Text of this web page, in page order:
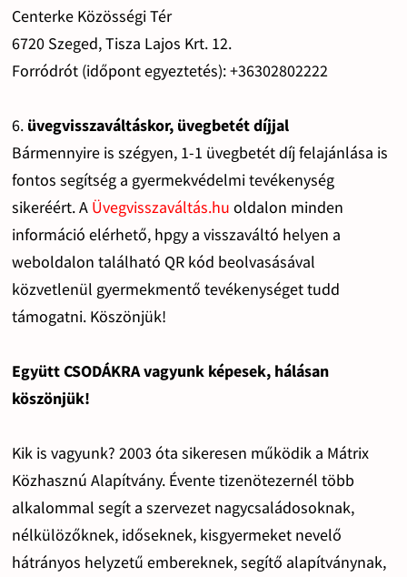
Centerke Közösségi Tér
6720 Szeged, Tisza Lajos Krt. 12.
Forródrót (időpont egyeztetés): +36302802222
6. üvegvisszaváltáskor, üvegbetét díjjal
Bármennyire is szégyen, 1-1 üvegbetét díj felajánlása is
fontos segítség a gyermekvédelmi tevékenység
sikeréért. A Üvegvisszaváltás.hu oldalon minden
információ elérhető, hpgy a visszaváltó helyen a
weboldalon található QR kód beolvasásával
közvetlenül gyermekmentő tevékenységet tudd
támogatni. Köszönjük!
Együtt CSODÁKRA vagyunk képesek, hálásan
köszönjük!
Kik is vagyunk? 2003 óta sikeresen működik a Mátrix
Közhasznú Alapítvány. Évente tizenötezernél több
alkalommal segít a szervezet nagycsaládosoknak,
nélkülözőknek, időseknek, kisgyermeket nevelő
hátrányos helyzetű embereknek, segítő alapítványnak,